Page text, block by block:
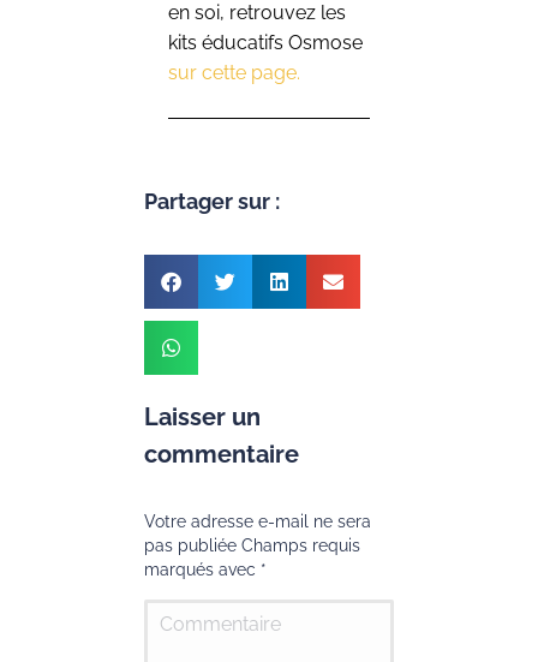
en soi, retrouvez les
kits éducatifs Osmose
sur cette page.
Partager sur :
Laisser un
commentaire
Votre adresse e-mail ne sera
pas publiée Champs requis
marqués avec *
Commentaire